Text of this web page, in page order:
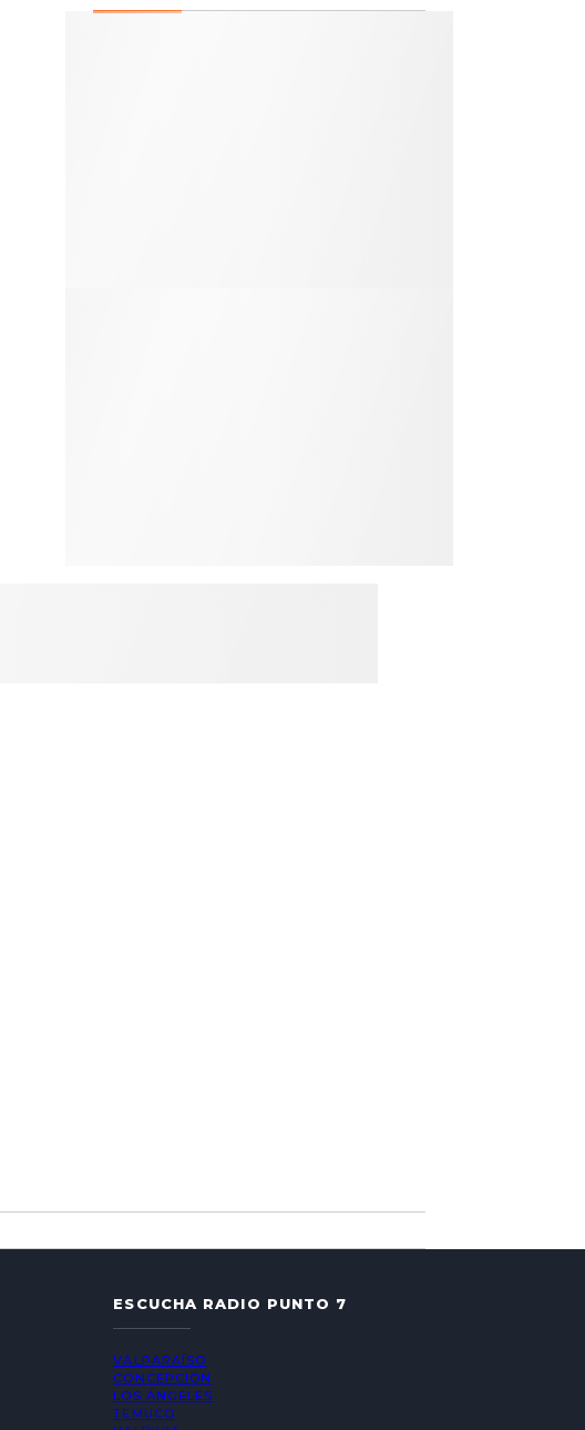
ESCUCHA RADIO PUNTO 7
VALPARAÍSO
CONCEPCIÓN
LOS ÁNGELES
TEMUCO